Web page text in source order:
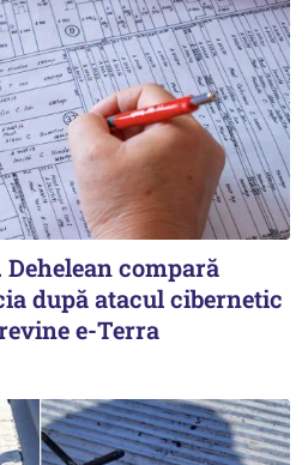
Dehelean compară
după atacul cibernetic
e-Terra